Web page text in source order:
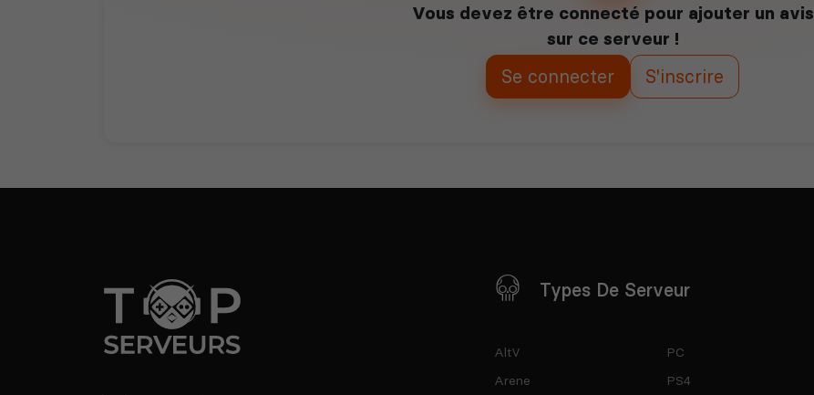
Vous devez être connecté pour ajouter un avis
sur ce serveur !
Se connecter S'inscrire
Types De Serveur
AltV
Arene
PC
PS4